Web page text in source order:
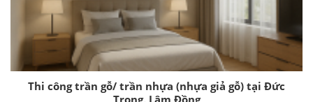
Thi công trần gỗ/ trần nhựa (nhựa giả gỗ) tại Đức